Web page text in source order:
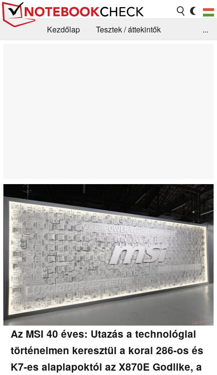
Kezdőlap
Tesztek / áttekintők
...
Az MSI 40 éves: Utazás a technológiai
történelmen keresztül a korai 286-os és
K7-es alaplapoktól az X870E Godlike, a